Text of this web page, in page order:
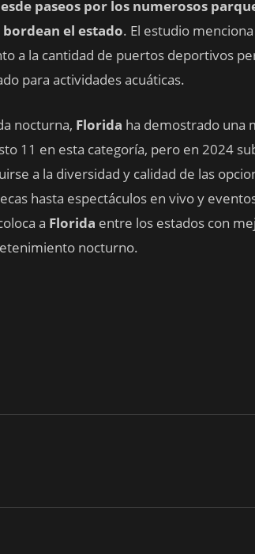
paseos por los numerosos
el estado. El estudio
a la cantidad de puertos deportivos
para actividades acuáticas.
nocturna, Florida ha demostrado una
11 en esta categoría, pero en 2024
a la diversidad y calidad de las
hasta espectáculos en vivo y
a Florida entre los estados con
nocturno.